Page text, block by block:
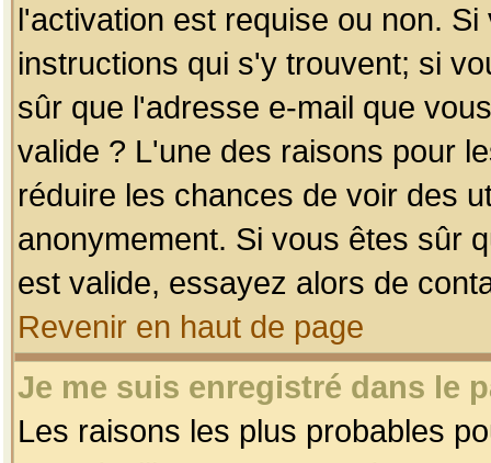
l'activation est requise ou non.
instructions qui s'y trouvent; si
sûr que l'adresse e-mail que
valide ? L'une des raisons pour
réduire les chances de voir des
anonymement. Si vous êtes sûr
est valide, essayez alors de
Revenir en haut de page
Je me suis enregistré dans le
Les raisons les plus probables